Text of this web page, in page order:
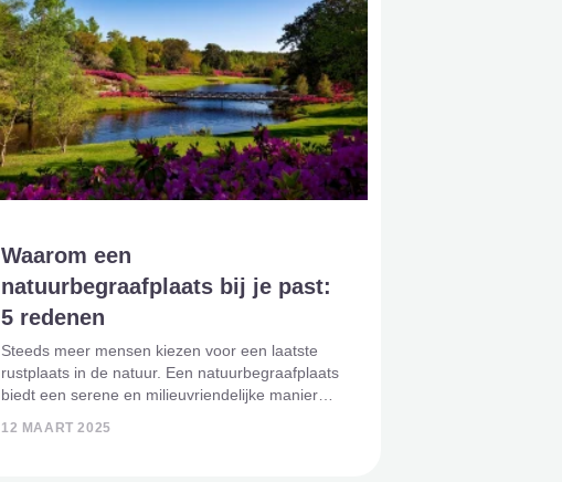
Waarom een
natuurbegraafplaats bij je past:
5 redenen
Steeds meer mensen kiezen voor een laatste
rustplaats in de natuur. Een natuurbegraafplaats
biedt een serene en milieuvriendelijke manier
12 MAART 2025